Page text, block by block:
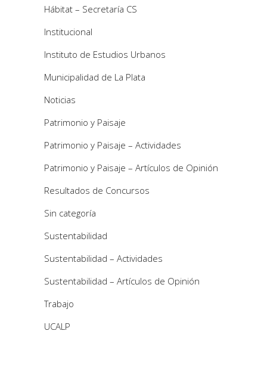
Hábitat – Secretaría CS
Institucional
Instituto de Estudios Urbanos
Municipalidad de La Plata
Noticias
Patrimonio y Paisaje
Patrimonio y Paisaje – Actividades
Patrimonio y Paisaje – Artículos de Opinión
Resultados de Concursos
Sin categoría
Sustentabilidad
Sustentabilidad – Actividades
Sustentabilidad – Artículos de Opinión
Trabajo
UCALP